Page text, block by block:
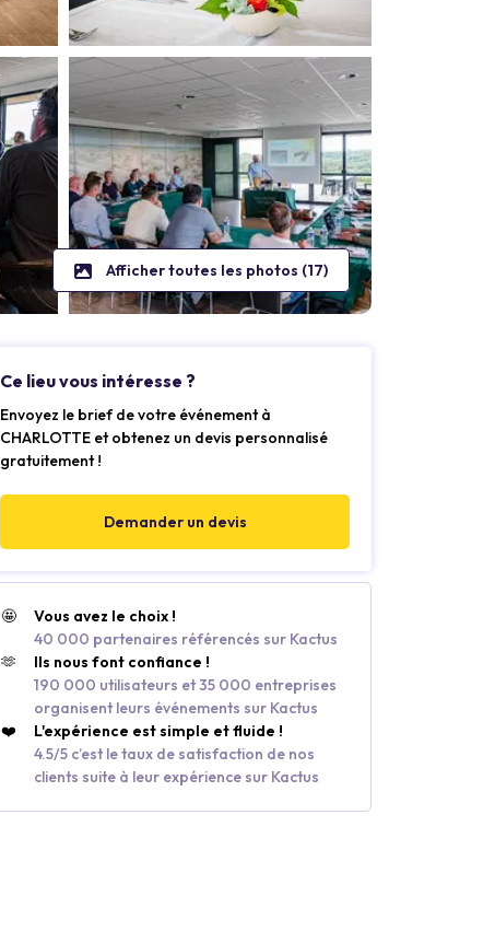
Afficher toutes les photos (17)
Ce lieu vous intéresse ?
Envoyez le brief de votre événement à
CHARLOTTE et obtenez un devis personnalisé
gratuitement !
Demander un devis
🤩
Vous avez le choix !
40 000 partenaires référencés sur Kactus
🫶
Ils nous font confiance !
190 000 utilisateurs et 35 000 entreprises
organisent leurs événements sur Kactus
❤️
L'expérience est simple et fluide !
4.5/5 c’est le taux de satisfaction de nos
clients suite à leur expérience sur Kactus